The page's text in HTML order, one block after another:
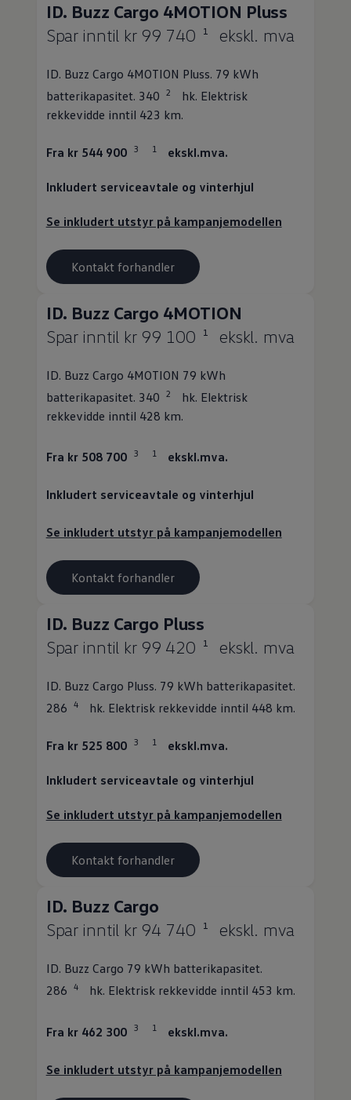
ID. Buzz Cargo 4MOTION Pluss
Spar inntil kr 99 740
1 ekskl. mva
ID. Buzz Cargo 4MOTION Pluss. 79 kWh
batterikapasitet. 340
2
hk. Elektrisk
rekkevidde inntil 423 km.
Fra kr 544 900 3 1 ekskl.mva.
Inkludert serviceavtale og vinterhjul
Se inkludert utstyr på kampanjemodellen
Kontakt forhandler
ID. Buzz Cargo 4MOTION
Spar inntil kr 99 100
1 ekskl. mva
ID. Buzz Cargo 4MOTION 79 kWh
batterikapasitet. 340
2
hk. Elektrisk
rekkevidde inntil 428 km.
Fra kr 508 700 3 1 ekskl.mva.
Inkludert serviceavtale og vinterhjul
Se inkludert utstyr på kampanjemodellen
Kontakt forhandler
ID. Buzz Cargo Pluss
Spar inntil kr 99 420
1 ekskl. mva
ID. Buzz Cargo Pluss. 79 kWh batterikapasitet.
286
4 hk. Elektrisk rekkevidde inntil 448 km.
Fra kr 525 800 3 1 ekskl.mva.
Inkludert serviceavtale og vinterhjul
Se inkludert utstyr på kampanjemodellen
Kontakt forhandler
ID. Buzz Cargo
Spar inntil kr 94 740
1 ekskl. mva
ID. Buzz Cargo 79 kWh batterikapasitet.
286
4 hk. Elektrisk rekkevidde inntil 453 km.
Fra kr 462 300 3 1 ekskl.mva.
Se inkludert utstyr på kampanjemodellen